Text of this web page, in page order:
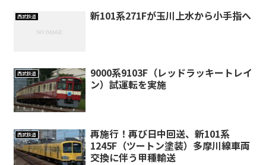
西武鉄道 新101系271Fが玉川上水から小手指へ
西武鉄道
9000系9103F（レッドラッキートレイ
ン）試運転を実施
西武鉄道
再施行！再び日中回送、新101系
1245F（ツートン塗装）多摩川線車両
交換に伴う甲種輸送